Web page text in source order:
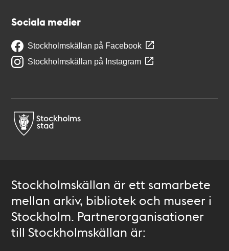
Sociala medier
Stockholmskällan på Facebook
Stockholmskällan på Instagram
Stockholmskällan är ett samarbete
mellan arkiv, bibliotek och museer i
Stockholm. Partnerorganisationer
till Stockholmskällan är: